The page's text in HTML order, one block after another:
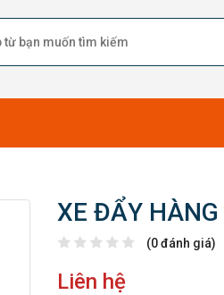
XE ĐẨY
(0 đánh giá)
Liên hệ